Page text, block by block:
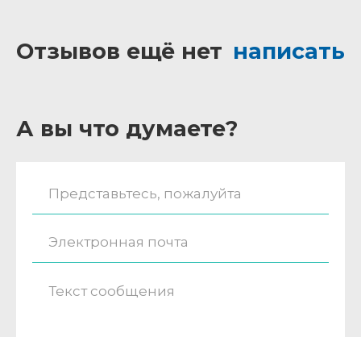
Отзывов ещё нет написать
А вы что думаете?